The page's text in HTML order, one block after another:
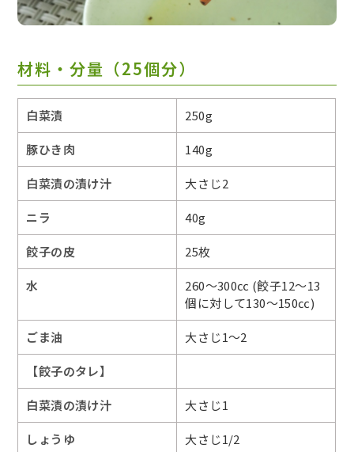
材料・分量（25個分）
白菜漬 250g
豚ひき肉 140g
白菜漬の漬け汁 大さじ2
ニラ 40g
餃子の皮 25枚
水
260～300㏄ (餃子12～13
個に対して130～150㏄)
ごま油 大さじ1～2
【餃子のタレ】
白菜漬の漬け汁 大さじ1
しょうゆ 大さじ1/2